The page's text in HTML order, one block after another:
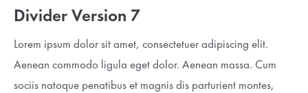
Divider Version 7
Lorem ipsum dolor sit amet, consectetuer adipiscing elit.
Aenean commodo ligula eget dolor. Aenean massa. Cum
sociis natoque penatibus et magnis dis parturient montes,